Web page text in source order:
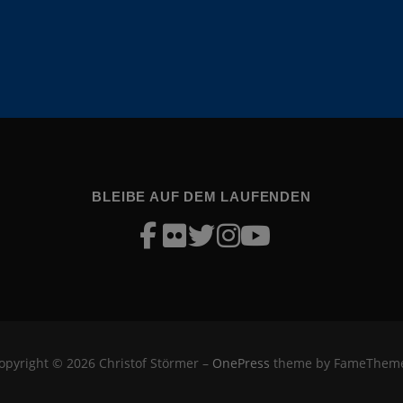
BLEIBE AUF DEM LAUFENDEN
© 2026 Christof Störmer– OnePress theme by